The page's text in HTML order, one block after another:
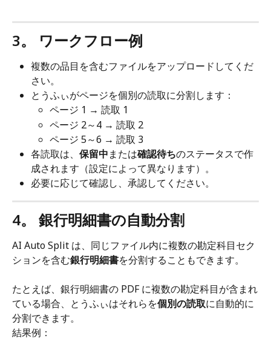
3。 ワークフロー例
複数の品目を含むファイルをアップロードしてくだ
さい。
とうふぃがページを個別の読取に分割します：
ページ 1 → 読取 1
ページ 2～4 → 読取 2
ページ 5～6 → 読取 3
各読取は、 保留中または確認待ちのステータスで作
成されます（設定によって異なります）。
必要に応じて確認し、承認してください。
4。 銀行明細書の自動分割
AI Auto Split は、同じファイル内に複数の勘定科目セク
ションを含む銀行明細書を分割することもできます。
たとえば、銀行明細書の PDF に複数の勘定科目が含まれ
ている場合、とうふぃはそれらを個別の読取に自動的に
分割できます。
結果例：